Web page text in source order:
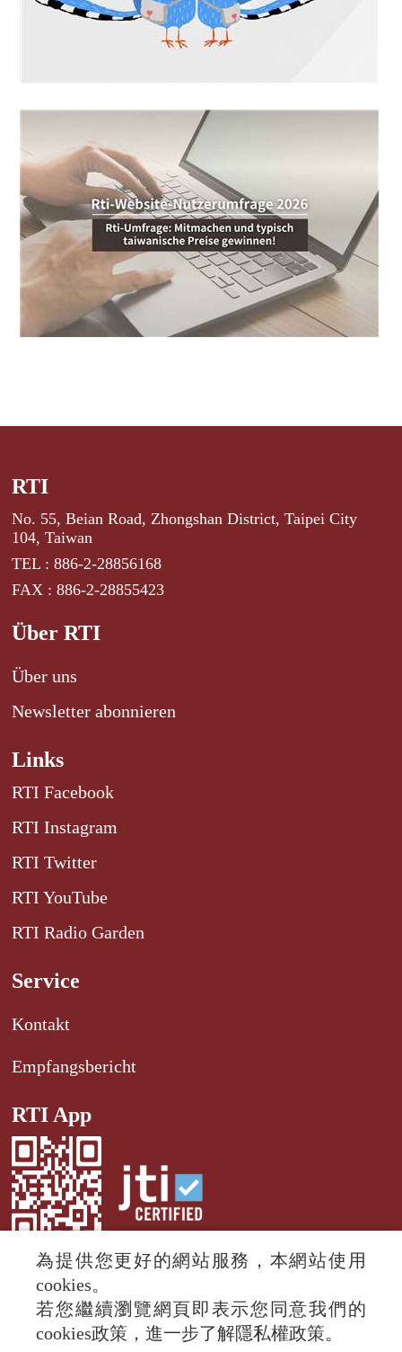
RTI
No. 55, Beian Road, Zhongshan District, Taipei City
104, Taiwan
TEL : 886-2-28856168
FAX : 886-2-28855423
Über RTI
Über uns
Newsletter abonnieren
Links
RTI Facebook
RTI Instagram
RTI Twitter
RTI YouTube
RTI Radio Garden
Service
Kontakt
Empfangsbericht
RTI App
© 2024 RTI (Radio Taiwan International).
All rights reserved.
為提供您更好的網站服務，本網站使用
cookies。
若您繼續瀏覽網頁即表示您同意我們的
cookies政策，進一步了解隱私權政策。